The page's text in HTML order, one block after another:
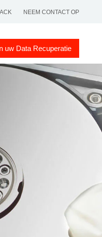
NEEM CONTACT OP
uw Data Recuperatie